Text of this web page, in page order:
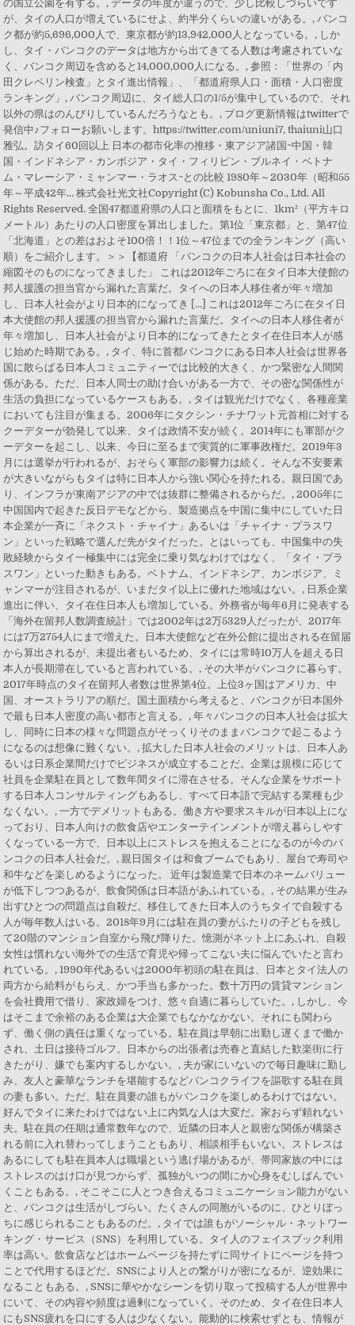
の国立公園を有する。, データの年度が違うので、少し比較しづらいです
が、タイの人口が増えているにせよ、約半分くらいの違いがある。, バンコ
ク都が約5,696,000人で、東京都が約13,942,000人となっている。, しか
し、タイ・バンコクのデータは地方から出てきてる人数は考慮されていな
く、バンコク周辺を含めると14,000,000人になる。, 参照：「世界の「内
田クレペリン検査」とタイ進出情報」、「都道府県人口・面積・人口密度
ランキング」, バンコク周辺に、タイ総人口の1/5が集中しているので、それ
以外の県はのんびりしているんだろうなとも。, ブログ更新情報はtwitterで
発信中♪フォローお願いします。https://twitter.com/uniuni7, thaiuni山口
雅弘。訪タイ60回以上 日本の都市化率の推移・東アジア諸国~中国・韓
国・インドネシア・カンボジア・タイ・フィリピン・ブルネイ・ベトナ
ム・マレーシア・ミャンマー・ラオス~との比較 1980年～2030年（昭和55
年～平成42年… 株式会社光文社Copyright (C) Kobunsha Co., Ltd. All
Rights Reserved. 全国47都道府県の人口と面積をもとに、1km²（平方キロ
メートル）あたりの人口密度を算出しました。第1位「東京都」と、第47位
「北海道」との差はおよそ100倍！！1位～47位までの全ランキング（高い
順）をご紹介します。＞＞【都道府 「バンコクの日本人社会は日本社会の
縮図そのものになってきました」 これは2012年ごろに在タイ日本大使館の
邦人援護の担当官から漏れた言葉だ。タイへの日本人移住者が年々増加
し、日本人社会がより日本的になってき […] これは2012年ごろに在タイ日
本大使館の邦人援護の担当官から漏れた言葉だ。タイへの日本人移住者が
年々増加し、日本人社会がより日本的になってきたとタイ在住日本人が感
じ始めた時期である。, タイ、特に首都バンコクにある日本人社会は世界各
国に散らばる日本人コミュニティーでは比較的大きく、かつ緊密な人間関
係がある。ただ、日本人同士の助け合いがある一方で、その密な関係性が
生活の負担になっているケースもある。, タイは観光だけでなく、各種産業
においても注目が集まる。2006年にタクシン・チナワット元首相に対する
クーデターが勃発して以来、タイは政情不安が続く。2014年にも軍部がク
ーデターを起こし、以来、今日に至るまで実質的に軍事政権だ。2019年3
月には選挙が行われるが、おそらく軍部の影響力は続く。そんな不安要素
が大きいながらもタイは特に日本人から強い関心を持たれる。親日国であ
り、インフラが東南アジアの中では抜群に整備されるからだ。, 2005年に
中国国内で起きた反日デモなどから、製造拠点を中国に集中にしていた日
本企業が一斉に「ネクスト・チャイナ」あるいは「チャイナ・プラスワ
ン」といった戦略で選んだ先がタイだった。とはいっても、中国集中の失
敗経験からタイ一極集中には完全に乗り気なわけではなく、「タイ・プラ
スワン」といった動きもある。ベトナム、インドネシア、カンボジア、ミ
ャンマーが注目されるが、いまだタイ以上に優れた地域はない。, 日系企業
進出に伴い、タイ在住日本人も増加している。外務省が毎年6月に発表する
「海外在留邦人数調査統計」では2002年は2万5329人だったが、2017年
には7万2754人にまで増えた。日本大使館など在外公館に提出される在留届
から算出されるが、未提出者もいるため、タイには常時10万人を超える日
本人が長期滞在していると言われている。, その大半がバンコクに暮らす。
2017年時点のタイ在留邦人者数は世界第4位。上位3ヶ国はアメリカ、中
国、オーストラリアの順だ。国土面積から考えると、バンコクが日本国外
で最も日本人密度の高い都市と言える。, 年々バンコクの日本人社会は拡大
し、同時に日本の様々な問題点がそっくりそのままバンコクで起こるよう
になるのは想像に難くない。, 拡大した日本人社会のメリットは、日本人あ
るいは日系企業間だけでビジネスが成立することだ。企業は規模に応じて
社員を企業駐在員として数年間タイに滞在させる。そんな企業をサポート
する日本人コンサルティングもあるし、すべて日本語で完結する業種も少
なくない。, 一方でデメリットもある。働き方や要求スキルが日本以上にな
っており、日本人向けの飲食店やエンターテインメントが増え暮らしやす
くなっている一方で、日本以上にストレスを抱えることになるのが今のバ
ンコクの日本人社会だ。, 親日国タイは和食ブームでもあり、屋台で寿司や
和牛などを楽しめるようになった。 近年は製造業で日本のネームバリュー
が低下しつつあるが、飲食関係は日本語があふれている。, その結果が生み
出すひとつの問題点は自殺だ。移住してきた日本人のうちタイで自殺する
人が毎年数人はいる。2018年9月には駐在員の妻がふたりの子どもを残し
て20階のマンション自室から飛び降りた。憶測がネット上にあふれ、自殺
女性は慣れない海外での生活で育児や帰ってこない夫に悩んでいたと言わ
れている。, 1990年代あるいは2000年初頭の駐在員は、日本とタイ法人の
両方から給料がもらえ、かつ手当も多かった。数十万円の賃貸マンション
を会社費用で借り、家政婦をつけ、悠々自適に暮らしていた。, しかし、今
はそこまで余裕のある企業は大企業でもなかなかない。それにも関わら
ず、働く側の責任は重くなっている。駐在員は早朝に出勤し遅くまで働か
され、土日は接待ゴルフ。日本からの出張者は売春と直結した歓楽街に行
きたがり、嫌でも案内するしかない。, 夫が家にいないので毎日趣味に勤し
み、友人と豪華なランチを堪能するなどバンコクライフを謳歌する駐在員
の妻も多い。ただ、駐在員妻の誰もがバンコクを楽しめるわけではない。
好んでタイに来たわけではない上に内気な人は大変だ。家おらず頼れない
夫。駐在員の任期は通常数年なので、近隣の日本人と親密な関係が構築さ
れる前に入れ替わってしまうこともあり、相談相手もいない。ストレスは
あるにしても駐在員本人は職場という逃げ場があるが、帯同家族の中には
ストレスのはけ口が見つからず、孤独がいつの間にか心身をむしばんでい
くこともある。, そこそこに人とつき合えるコミュニケーション能力がない
と、バンコクは生活がしづらい。たくさんの同胞がいるのに、ひとりぼっ
ちに感じられることもあるのだ。, タイでは誰もがソーシャル・ネットワー
キング・サービス（SNS）を利用している。タイ人のフェイスブック利用
率は高い。飲食店などはホームページを持たずに同サイトにページを持つ
ことで代用するほどだ。SNSにより人との繋がりが密になるが、逆効果に
なることもある。, SNSに華やかなシーンを切り取って投稿する人が世界中
にいて、その内容や頻度は過剰になっていく。そのため、タイ在住日本人
にもSNS疲れを口にする人は少なくない。能動的に検索せずとも、情報が